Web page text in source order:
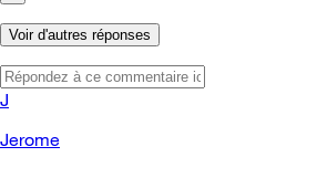
Voir d'autres réponses
J
Jerome